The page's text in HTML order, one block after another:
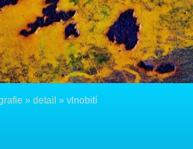
» detail » vlnobití